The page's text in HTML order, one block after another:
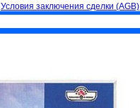
Условия заключения сделки (AGB)